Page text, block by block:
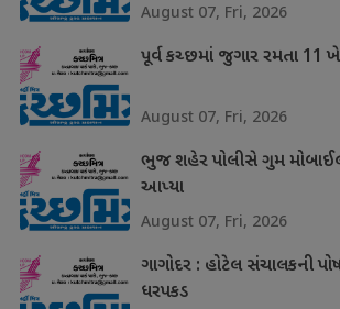
August 07, Fri, 2026
પૂર્વ કચ્છમાં જુગાર રમતા 11
August 07, Fri, 2026
ભુજ શહેર પોલીસે ગુમ
આપ્યા
August 07, Fri, 2026
ગાગોદર : હોટેલ સંચાલકની
ધરપકડ